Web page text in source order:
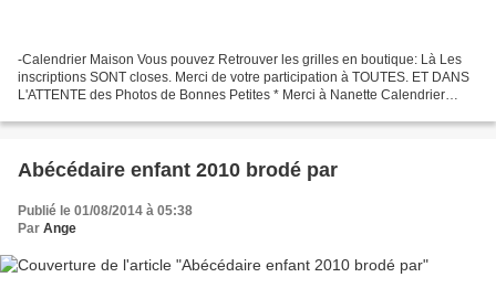
-Calendrier Maison Vous pouvez Retrouver les grilles en boutique: Là Les
inscriptions SONT closes. Merci de votre participation à TOUTES. ET DANS
L'ATTENTE des Photos de Bonnes Petites * Merci à Nanette Calendrier
Abécédaire enfant 2010 brodé par
Publié le 01/08/2014 à 05:38
Par Ange